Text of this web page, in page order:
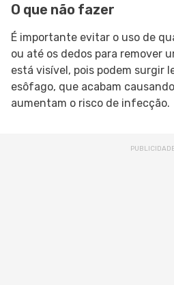
O que não fazer
É importante evitar o uso de
ou até os dedos para remover
está visível, pois podem surgir
esôfago, que acabam
aumentam o risco de infecção.